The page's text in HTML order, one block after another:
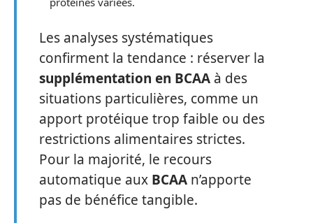
Les analyses systématiques
confirment la tendance : réserver la
supplémentation en BCAA à des
situations particulières, comme un
apport protéique trop faible ou des
restrictions alimentaires strictes.
Pour la majorité, le recours
automatique aux BCAA n’apporte
pas de bénéfice tangible.